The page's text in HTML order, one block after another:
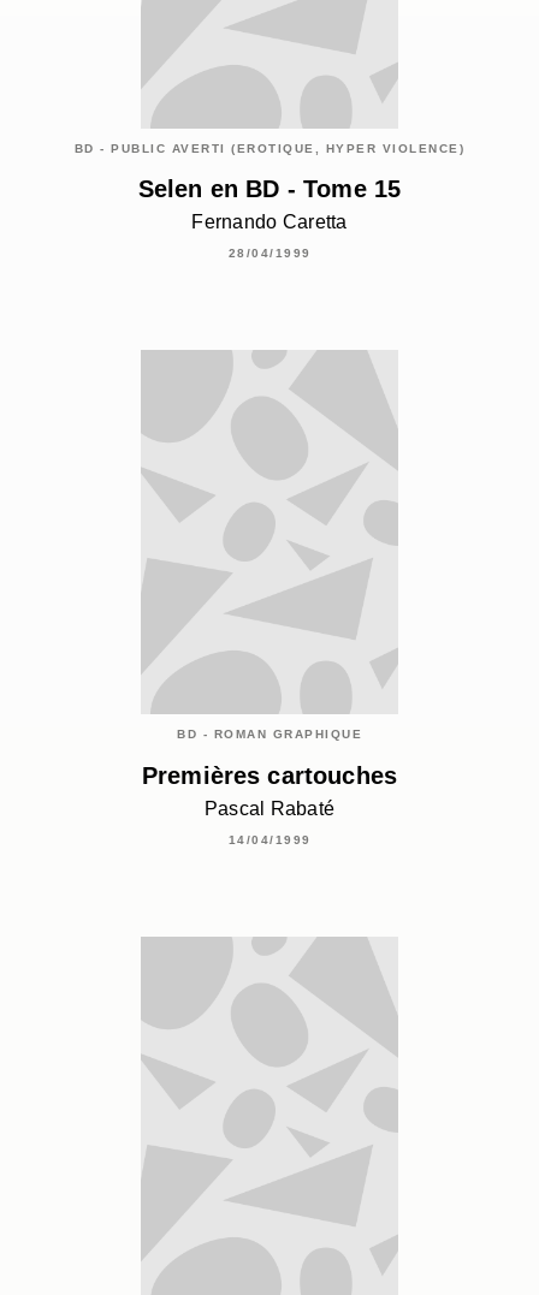
BD - PUBLIC AVERTI (EROTIQUE, HYPER VIOLENCE)
Selen en BD - Tome 15
Fernando Caretta
28/04/1999
BD - ROMAN GRAPHIQUE
Premières cartouches
Pascal Rabaté
14/04/1999